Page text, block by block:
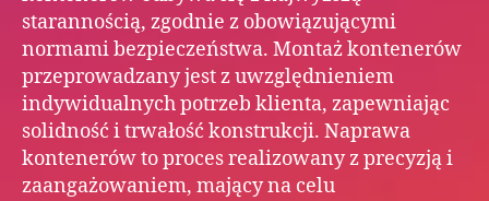
starannością, zgodnie z obowiązującymi
normami bezpieczeństwa. Montaż kontenerów
przeprowadzany jest z uwzględnieniem
indywidualnych potrzeb klienta, zapewniając
solidność i trwałość konstrukcji. Naprawa
kontenerów to proces realizowany z precyzją i
zaangażowaniem, mający na celu